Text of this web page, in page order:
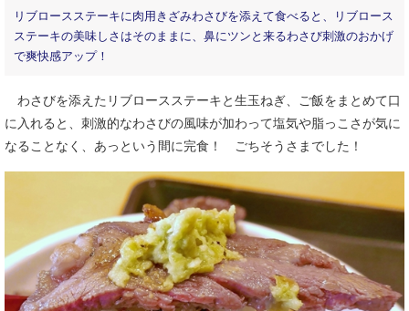
リブロースステーキに肉用きざみわさびを添えて食べると、リブロース
ステーキの美味しさはそのままに、鼻にツンと来るわさび刺激のおかげ
で爽快感アップ！
わさびを添えたリブロースステーキと生玉ねぎ、ご飯をまとめて口
に入れると、刺激的なわさびの風味が加わって塩気や脂っこさが気に
なることなく、あっという間に完食！ ごちそうさまでした！